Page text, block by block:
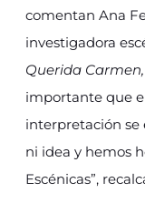
comentan Ana
investigadora
Querida
importante que
interpretación se
ni idea y hemos
Escénicas”,